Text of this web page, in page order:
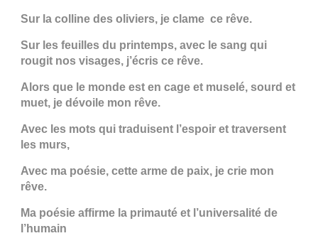
Sur la colline des oliviers, je clame ce rêve.
Sur les feuilles du printemps, avec le sang qui
rougit nos visages, j’écris ce rêve.
Alors que le monde est en cage et muselé, sourd et
muet, je dévoile mon rêve.
Avec les mots qui traduisent l’espoir et traversent
les murs,
Avec ma poésie, cette arme de paix, je crie mon
rêve.
Ma poésie affirme la primauté et l’universalité de
l’humain